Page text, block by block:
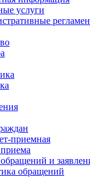
услуги
приемная
и
обращений